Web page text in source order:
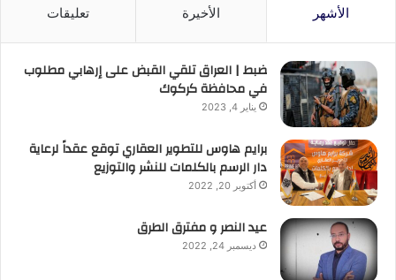
الأشهر الأخيرة تعليقات
ضبط | العراق تلقي القبض على إرهابي مطلوب
في محافظة كركوك
يناير 4, 2023
برايم هاوس للتطوير العقاري توقع عقداً لرعاية
دار الرسم بالكلمات للنشر والتوزيع
أكتوبر 20, 2022
عيد النصر و مفترق الطرق
ديسمبر 24, 2022